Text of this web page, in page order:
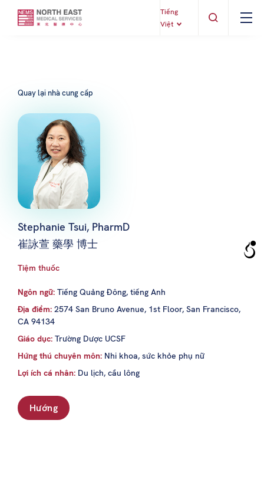
Tiếng
Việt
Quay lại nhà cung cấp
Stephanie Tsui, PharmD
崔詠萱 藥學 博士
Tiệm thuốc
Ngôn ngữ: Tiếng Quảng Đông, tiếng Anh
Địa điểm: 2574 San Bruno Avenue, 1st Floor, San Francisco,
CA 94134
Giáo dục: Trường Dược UCSF
Hứng thú chuyên môn: Nhi khoa, sức khỏe phụ nữ
Lợi ích cá nhân: Du lịch, cầu lông
Hướng